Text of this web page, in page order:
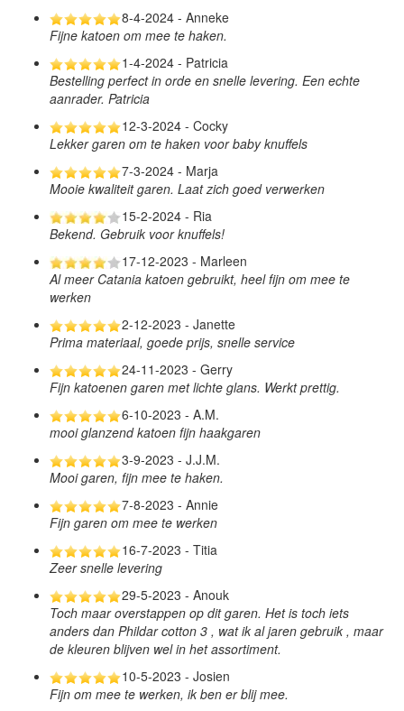
8-4-2024 - Anneke
Fijne katoen om mee te haken.
1-4-2024 - Patricia
Bestelling perfect in orde en snelle levering. Een echte
aanrader. Patricia
12-3-2024 - Cocky
Lekker garen om te haken voor baby knuffels
7-3-2024 - Marja
Mooie kwaliteit garen. Laat zich goed verwerken
15-2-2024 - Ria
Bekend. Gebruik voor knuffels!
17-12-2023 - Marleen
Al meer Catania katoen gebruikt, heel fijn om mee te
werken
2-12-2023 - Janette
Prima materiaal, goede prijs, snelle service
24-11-2023 - Gerry
Fijn katoenen garen met lichte glans. Werkt prettig.
6-10-2023 - A.M.
mooi glanzend katoen fijn haakgaren
3-9-2023 - J.J.M.
Mooi garen, fijn mee te haken.
7-8-2023 - Annie
Fijn garen om mee te werken
16-7-2023 - Titia
Zeer snelle levering
29-5-2023 - Anouk
Toch maar overstappen op dit garen. Het is toch iets
anders dan Phildar cotton 3 , wat ik al jaren gebruik , maar
de kleuren blijven wel in het assortiment.
10-5-2023 - Josien
Fijn om mee te werken, ik ben er blij mee.